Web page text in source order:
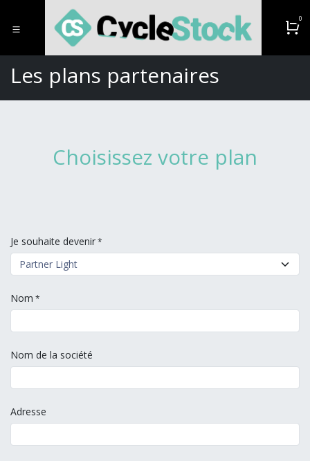
0
Les plans partenaires
Choisissez votre plan
Je souhaite devenir*
Nom *
Nom de la société
Adresse